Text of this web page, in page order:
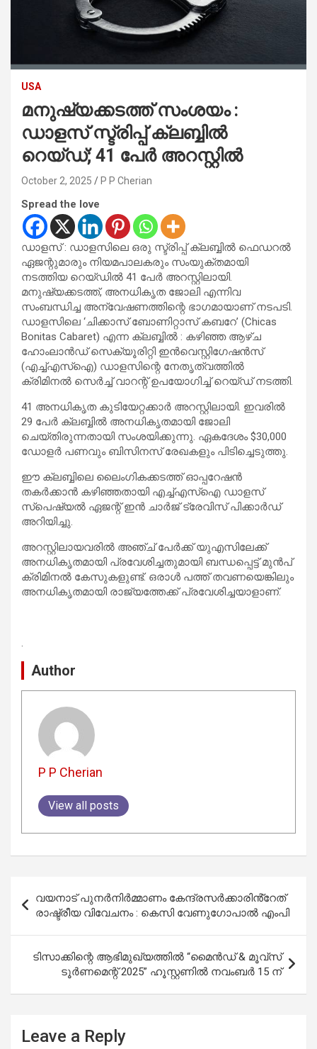
USA
മനുഷ്യക്കടത്ത് സംശയം :
ഡാളസ് സ്ട്രിപ്പ് ക്ലബ്ബിൽ
റെയ്ഡ്; 41 പേർ അറസ്റ്റിൽ
October 2, 2025 P P Cherian
Spread the love
ഡാളസ് : ഡാളസിലെ ഒരു സ്ട്രിപ്പ് ക്ലബ്ബിൽ ഫെഡറൽ
ഏജന്റുമാരും നിയമപാലകരും സംയുക്തമായി
നടത്തിയ റെയ്ഡിൽ 41 പേർ അറസ്റ്റിലായി.
മനുഷ്യക്കടത്ത്, അനധികൃത ജോലി എന്നിവ
സംബന്ധിച്ച അന്വേഷണത്തിന്റെ ഭാഗമായാണ് നടപടി.
ഡാളസിലെ ‘ചിക്കാസ് ബോണിറ്റാസ് കബറേ’ (Chicas
Bonitas Cabaret) എന്ന ക്ലബ്ബിൽ : കഴിഞ്ഞ ആഴ്ച
ഹോംലാൻഡ് സെക്യൂരിറ്റി ഇൻവെസ്റ്റിഗേഷൻസ്
(എച്ച്എസ്ഐ) ഡാളസിന്റെ നേതൃത്വത്തിൽ
ക്രിമിനൽ സെർച്ച് വാറന്റ് ഉപയോഗിച്ച് റെയ്ഡ് നടത്തി.
41 അനധികൃത കുടിയേറ്റക്കാർ അറസ്റ്റിലായി. ഇവരിൽ
29 പേർ ക്ലബ്ബിൽ അനധികൃതമായി ജോലി
ചെയ്തിരുന്നതായി സംശയിക്കുന്നു. ഏകദേശം $30,000
ഡോളർ പണവും ബിസിനസ് രേഖകളും പിടിച്ചെടുത്തു.
ഈ ക്ലബ്ബിലെ ലൈംഗികക്കടത്ത് ഓപ്പറേഷൻ
തകർക്കാൻ കഴിഞ്ഞതായി എച്ച്എസ്ഐ ഡാളസ്
സ്പെഷ്യൽ ഏജന്റ് ഇൻ ചാർജ് ട്രേവിസ് പിക്കാർഡ്
അറിയിച്ചു.
അറസ്റ്റിലായവരിൽ അഞ്ച് പേർക്ക് യുഎസിലേക്ക്
അനധികൃതമായി പ്രവേശിച്ചതുമായി ബന്ധപ്പെട്ട് മുൻപ്
ക്രിമിനൽ കേസുകളുണ്ട്. ഒരാൾ പത്ത് തവണയെങ്കിലും
അനധികൃതമായി രാജ്യത്തേക്ക് പ്രവേശിച്ചയാളാണ്.
Author
P P Cherian
View all posts
navigation
വയനാട് പുനർനിർമ്മാണം കേന്ദ്രസർക്കാരിൻ്റേത്
രാഷ്ട്രീയ വിവേചനം : കെസി വേണുഗോപാൽ എംപി
ടിസാക്കിന്റെ ആഭിമുഖ്യത്തിൽ “മൈൻഡ് & മൂവ്‌സ്
ടൂർണമെന്റ് 2025” ഹൂസ്റ്റണിൽ നവംബർ 15 ന്
Leave a Reply